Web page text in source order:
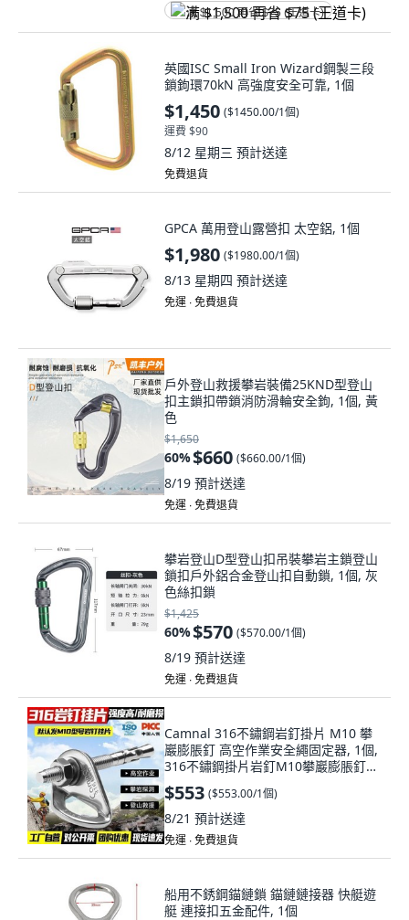
满 $1,500 再省 $75 (王道卡)
英國ISC Small Iron Wizard鋼製三段
鎖鉤環70kN 高強度安全可靠, 1個
$1,450 ($1450.00/1個)
運費 $90
8/12 星期三 預計送達
免費退貨
GPCA 萬用登山露營扣 太空鋁, 1個
$1,980 ($1980.00/1個)
8/13 星期四 預計送達
免運 ∙ 免費退貨
戶外登山救援攀岩裝備25KND型登山
扣主鎖扣帶鎖消防滑輪安全鉤, 1個, 黃
色
$1,650
60%$660 ($660.00/1個)
8/19 預計送達
免運 ∙ 免費退貨
攀岩登山D型登山扣吊裝攀岩主鎖登山
鎖扣戶外鋁合金登山扣自動鎖, 1個, 灰
色絲扣鎖
$1,425
60%$570 ($570.00/1個)
8/19 預計送達
免運 ∙ 免費退貨
Camnal 316不鏽鋼岩釘掛片 M10 攀
巖膨脹釘 高空作業安全繩固定器, 1個,
316不鏽鋼掛片岩釘M10攀巖膨脹釘可
拆, N/A
$553 ($553.00/1個)
8/21 預計送達
免運 ∙ 免費退貨
船用不銹鋼錨鏈鎖 錨鏈鏈接器 快艇遊
艇 連接扣五金配件, 1個